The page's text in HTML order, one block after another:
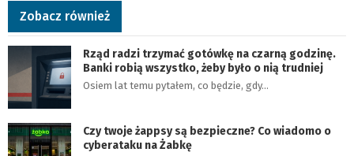
Zobacz również
Rząd radzi trzymać gotówkę na czarną godzinę.
Banki robią wszystko, żeby było o nią trudniej
Osiem lat temu pytałem, co będzie, gdy…
Czy twoje żappsy są bezpieczne? Co wiadomo o
cyberataku na Żabkę